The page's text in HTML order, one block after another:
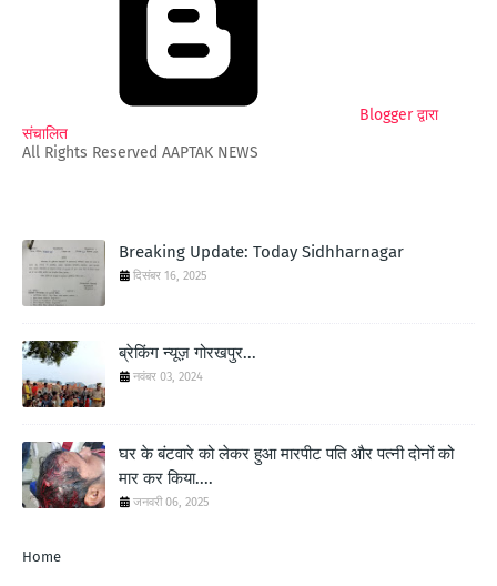
Blogger द्वारा
संचालित
All Rights Reserved AAPTAK NEWS
Breaking Update: Today Sidhharnagar
दिसंबर 16, 2025
ब्रेकिंग न्यूज़ गोरखपुर...
नवंबर 03, 2024
घर के बंटवारे को लेकर हुआ मारपीट पति और पत्नी दोनों को
मार कर किया....
जनवरी 06, 2025
Home